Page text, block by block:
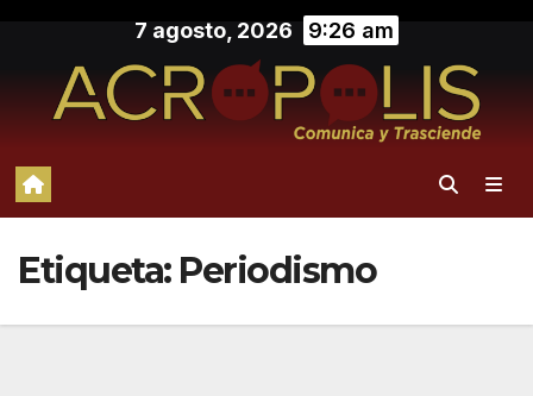
contenido
7 agosto, 2026 9:26 am
Etiqueta: Periodismo